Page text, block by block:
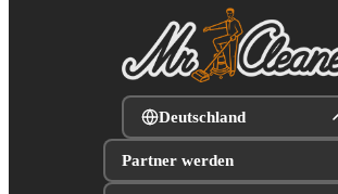
Deutschland
Partner werden